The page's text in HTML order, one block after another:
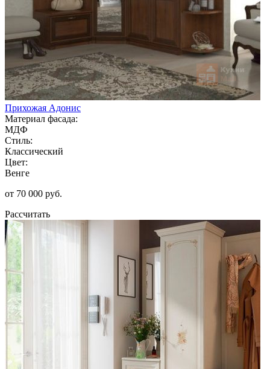
Прихожая Адонис
Материал фасада:
МДФ
Стиль:
Классический
Цвет:
Венге
от 70 000 руб.
Рассчитать